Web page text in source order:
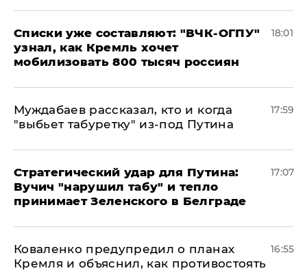
Списки уже составляют: "ВЧК-ОГПУ"
узнал, как Кремль хочет
мобилизовать 800 тысяч россиян
18:01
Муждабаев рассказал, кто и когда
"выбьет табуретку" из-под Путина
17:59
Стратегический удар для Путина:
Вучич "нарушил табу" и тепло
принимает Зеленского в Белграде
17:07
Коваленко предупредил о планах
Кремля и объяснил, как противостоять
16:55